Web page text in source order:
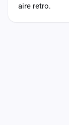
aire retro.